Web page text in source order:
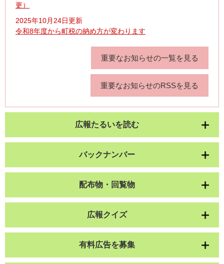
更）
2025年10月24日更新
令和8年度から町税の納め方が変わります
重要なお知らせの一覧を見る
重要なお知らせのRSSを見る
広報たるいを読む
バックナンバー
配布物・回覧物
広報クイズ
有料広告を募集